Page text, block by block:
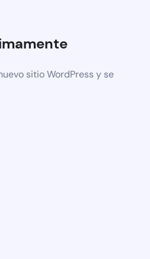
sitio WordPress y se